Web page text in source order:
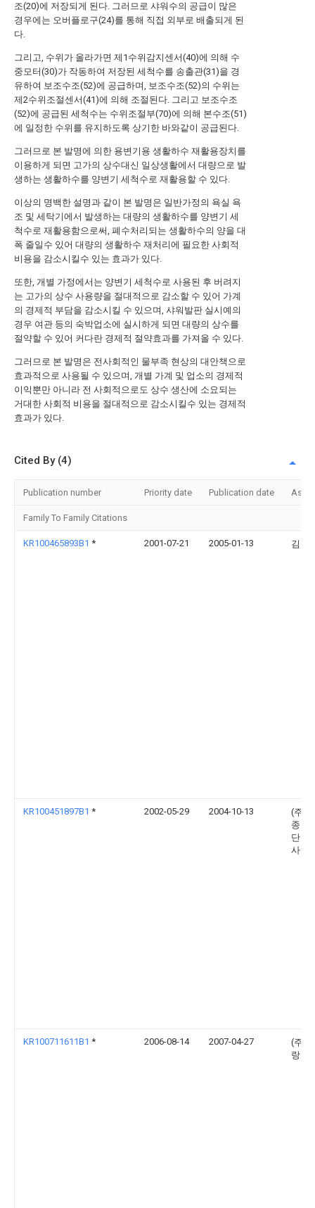
조(20)에 저장되게 된다. 그러므로 샤워수의 공급이 많은
경우에는 오버플로구(24)를 통해 직접 외부로 배출되게 된
다.
그리고, 수위가 올라가면 제1수위감지센서(40)에 의해 수
중모터(30)가 작동하여 저장된 세척수를 송출관(31)을 경
유하여 보조수조(52)에 공급하며, 보조수조(52)의 수위는
제2수위조절센서(41)에 의해 조절된다. 그리고 보조수조
(52)에 공급된 세척수는 수위조절부(70)에 의해 본수조(51)
에 일정한 수위를 유지하도록 상기한 바와같이 공급된다.
그러므로 본 발명에 의한 용변기용 생활하수 재활용장치를
이용하게 되면 고가의 상수대신 일상생활에서 대량으로 발
생하는 생활하수를 양변기 세척수로 재활용할 수 있다.
이상의 명백한 설명과 같이 본 발명은 일반가정의 욕실 욕
조 및 세탁기에서 발생하는 대량의 생활하수를 양변기 세
척수로 재활용함으로써, 폐수처리되는 생활하수의 양을 대
폭 줄일수 있어 대량의 생활하수 재처리에 필요한 사회적
비용을 감소시킬수 있는 효과가 있다.
또한, 개별 가정에서는 양변기 세척수로 사용된 후 버려지
는 고가의 상수 사용량을 절대적으로 감소할 수 있어 가계
의 경제적 부담을 감소시킬 수 있으며, 샤워발판 실시예의
경우 여관 등의 숙박업소에 실시하게 되면 대량의 상수를
절약할 수 있어 커다란 경제적 절약효과를 가져올 수 있다.
그러므로 본 발명은 전사회적인 물부족 현상의 대안책으로
효과적으로 사용될 수 있으며, 개별 가계 및 업소의 경제적
이익뿐만 아니라 전 사회적으로도 상수 생산에 소요되는
거대한 사회적 비용을 절대적으로 감소시킬수 있는 경제적
효과가 있다.
Cited By (4)
Publication number Priority date Publication date
Family To Family Citations
KR100465893B1 * 2001-07-21 2005-01-13 김정
KR100451897B1 * 2002-05-29 2004-10-13
(주)
종합
단건
사무
KR100711611B1 * 2006-08-14 2007-04-27
(주)
랑